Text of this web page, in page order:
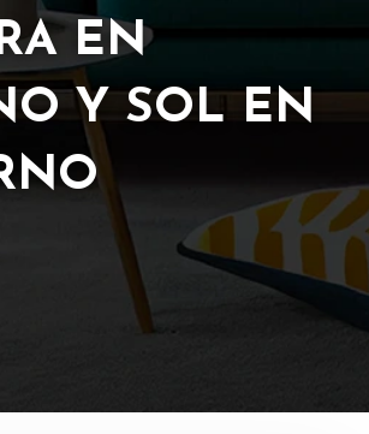
EN
Y SOL EN